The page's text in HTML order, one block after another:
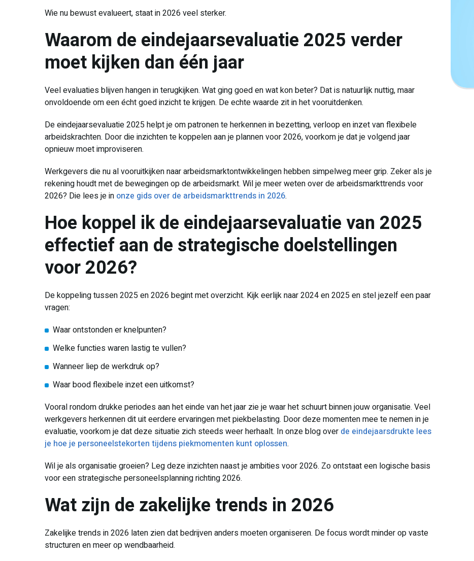
Wie nu bewust evalueert, staat in 2026 veel sterker.
Waarom de eindejaarsevaluatie 2025 verder
moet kijken dan één jaar
Veel evaluaties blijven hangen in terugkijken. Wat ging goed en wat kon beter? Dat is natuurlijk nuttig, maar
onvoldoende om een écht goed inzicht te krijgen. De echte waarde zit in het vooruitdenken.
De eindejaarsevaluatie 2025 helpt je om patronen te herkennen in bezetting, verloop en inzet van flexibele
arbeidskrachten. Door die inzichten te koppelen aan je plannen voor 2026, voorkom je dat je volgend jaar
opnieuw moet improviseren.
Werkgevers die nu al vooruitkijken naar arbeidsmarktontwikkelingen hebben simpelweg meer grip. Zeker als je
rekening houdt met de bewegingen op de arbeidsmarkt. Wil je meer weten over de arbeidsmarkttrends voor
2026? Die lees je in onze gids over de arbeidsmarkttrends in 2026.
Hoe koppel ik de eindejaarsevaluatie van 2025
effectief aan de strategische doelstellingen
voor 2026?
De koppeling tussen 2025 en 2026 begint met overzicht. Kijk eerlijk naar 2024 en 2025 en stel jezelf een paar
vragen:
Waar ontstonden er knelpunten?
Welke functies waren lastig te vullen?
Wanneer liep de werkdruk op?
Waar bood flexibele inzet een uitkomst?
Vooral rondom drukke periodes aan het einde van het jaar zie je waar het schuurt binnen jouw organisatie. Veel
werkgevers herkennen dit uit eerdere ervaringen met piekbelasting. Door deze momenten mee te nemen in je
evaluatie, voorkom je dat deze situatie zich steeds weer herhaalt. In onze blog over de eindejaarsdrukte lees
je hoe je personeelstekorten tijdens piekmomenten kunt oplossen.
Wil je als organisatie groeien? Leg deze inzichten naast je ambities voor 2026. Zo ontstaat een logische basis
voor een strategische personeelsplanning richting 2026.
Wat zijn de zakelijke trends in 2026
Zakelijke trends in 2026 laten zien dat bedrijven anders moeten organiseren. De focus wordt minder op vaste
structuren en meer op wendbaarheid.